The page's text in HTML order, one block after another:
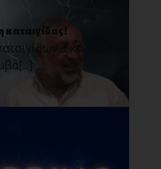
καταιγίδας!
Εκείνες που